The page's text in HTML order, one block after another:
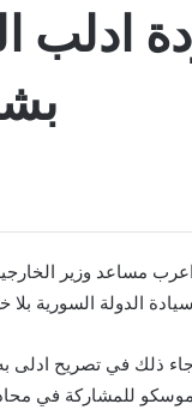
ادلب
اعرب مساعد وزير
سيادة الدولة السورية بلا
ذلك في تصريح ادلى به
موسكو للمشاركة في